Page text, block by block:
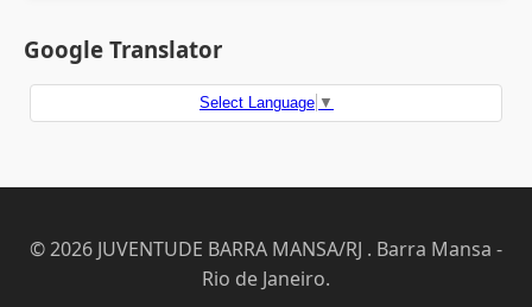
Google Translator
Select Language ▼
© 2026 JUVENTUDE BARRA MANSA/RJ . Barra Mansa -
Rio de Janeiro.